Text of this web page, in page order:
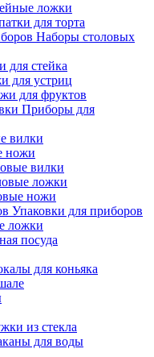
ложки
для торта
Наборы столовых
для стейка
для устриц
для фруктов
Приборы для
вилки
ножи
вилки
ложки
ножи
Упаковки для приборов
ложки
посуда
для коньяка
из стекла
для воды